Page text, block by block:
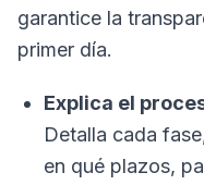
garantice la
primer día.
Explica el
Detalla cada
en qué plazos,